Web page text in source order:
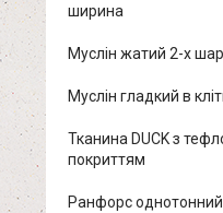
ширина
Муслін жатий 2-х
Муслін гладкий в
Тканина DUCK з
покриттям
Ранфорс